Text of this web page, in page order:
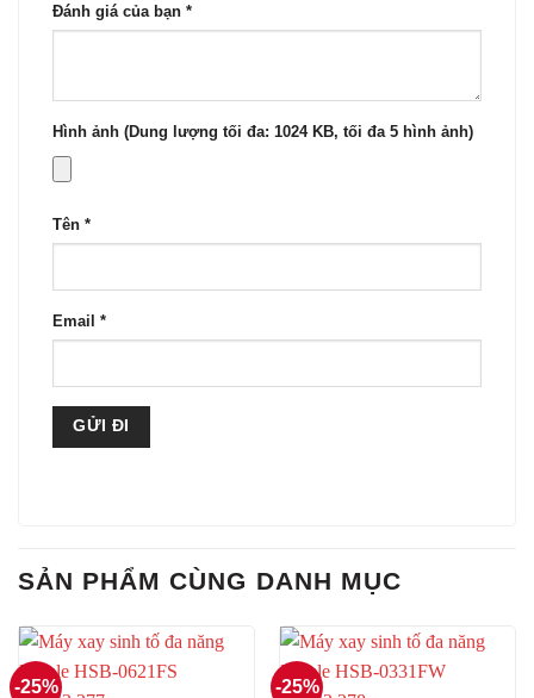
Đánh giá của bạn *
Hình ảnh (Dung lượng tối đa: 1024 KB, tối đa 5 hình ảnh)
Tên *
Email *
SẢN PHẨM CÙNG DANH MỤC
-25% -25%